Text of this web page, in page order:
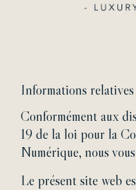
Informations
Conformément aux
19 de la loi pour la
Numérique, nous
Le présent site web